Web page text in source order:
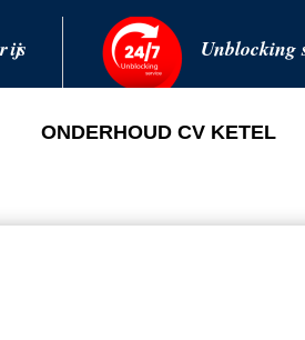
Unblocking
ONDERHOUD CV KETEL